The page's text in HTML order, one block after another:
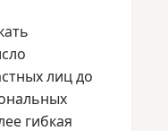
лиц до
гибкая